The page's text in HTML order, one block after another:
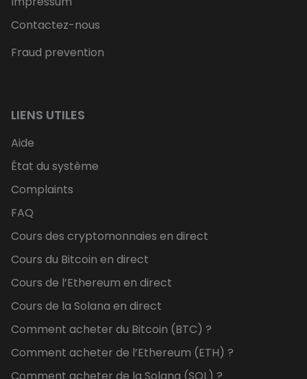
Contactez-nous
Fraud prevention
LIENS UTILES
Aide
État du système
Complaints
FAQ
Cours des cryptomonnaies en direct
Cours du Bitcoin en direct
Cours de l’Ethereum en direct
Cours de la Solana en direct
Comment acheter du Bitcoin (BTC) ?
Comment acheter de l’Ethereum (ETH) ?
Comment acheter de la Solana (SOL) ?